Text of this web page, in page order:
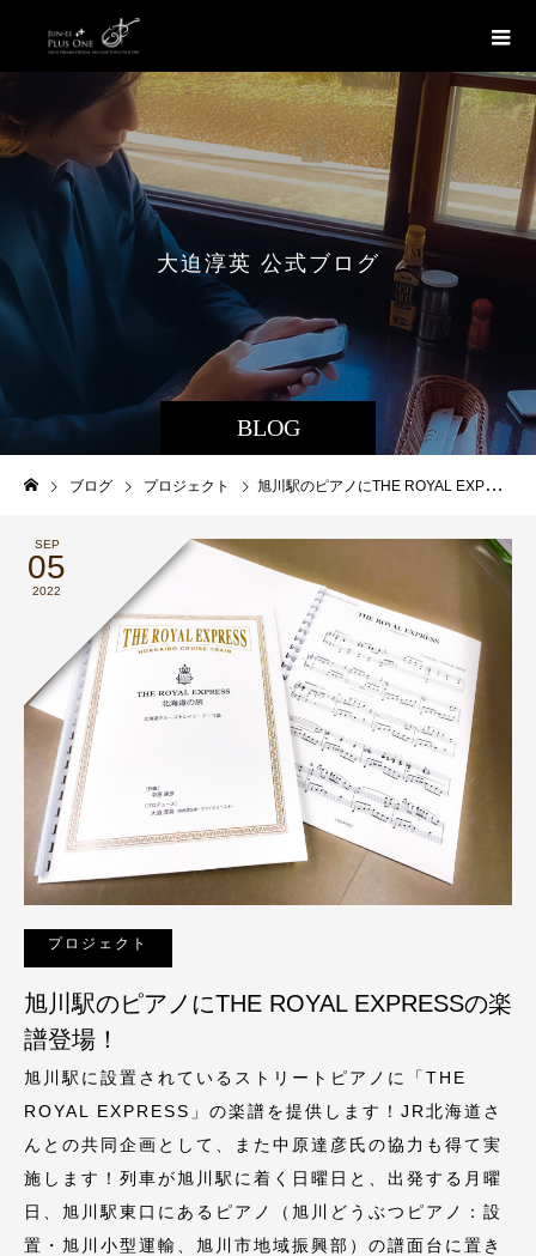
BLOG
大迫淳英 公式ブ ロ グ
ブログ プロジェクト 旭川駅のピアノにTHE ROYAL EXPRESSの楽譜登場！
SEP
05
2022
プロジェクト
旭川駅のピアノにTHE ROYAL EXPRESSの楽
譜登場！
旭川駅に設置されているストリートピアノに「THE
ROYAL EXPRESS」の楽譜を提供します！JR北海道さ
んとの共同企画として、また中原達彦氏の協力も得て実
施します！列車が旭川駅に着く日曜日と、出発する月曜
日、旭川駅東口にあるピアノ（旭川どうぶつピアノ：設
置・旭川小型運輸、旭川市地域振興部）の譜面台に置き